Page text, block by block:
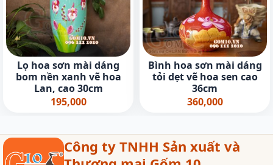
Lọ hoa sơn mài dáng
bom nền xanh vẽ hoa
Lan, cao 30cm
195,000
Bình hoa sơn mài dáng
tỏi dẹt vẽ hoa sen cao
36cm
360,000
Công ty TNHH Sản xuất và